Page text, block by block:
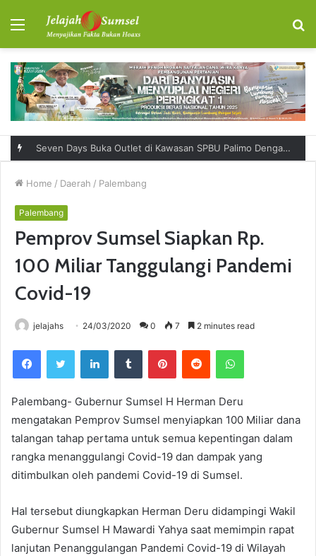
Menu
Seven Days Buka Outlet di Kawasan SPBU Palimo Dengan Konsep One Stop Hangout Destination
Home / Daerah / Palembang
Palembang
Pemprov Sumsel Siapkan Rp.
100 Miliar Tanggulangi Pandemi
Covid-19
jelajahs 24/03/2020 0 7 2 minutes read
Palembang- Gubernur Sumsel H Herman Deru
mengatakan Pemprov Sumsel menyiapkan 100 Miliar dana
talangan tahap pertama untuk semua kepentingan dalam
rangka menanggulangi Covid-19 dan dampak yang
ditimbulkan oleh pandemi Covid-19 di Sumsel.
Hal tersebut diungkapkan Herman Deru didampingi Wakil
Gubernur Sumsel H Mawardi Yahya saat memimpin rapat
lanjutan Penanggulangan Pandemi Covid-19 di Wilayah